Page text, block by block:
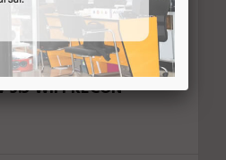
3.5 WIFI RECON